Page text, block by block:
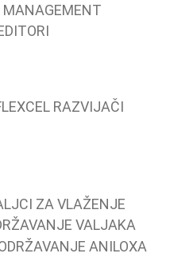
MANAGEMENT
RAZVIJAČI
ZA VLAŽENJE
VALJAKA
ANILOXA